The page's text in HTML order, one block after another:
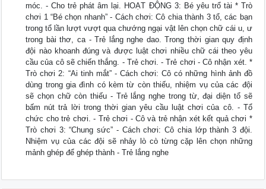
móc. - Cho trẻ phát âm lại. HOẠT ĐỘNG 3: Bé yêu trổ tài * Trò
chơi 1 “Bé chọn nhanh” - Cách chơi: Cô chia thành 3 tổ, các bạn
trong tổ lần lượt vượt qua chướng ngại vật lên chọn chữ cái u, ư
trong bài thơ, ca - Trẻ lắng nghe dao. Trong thời gian quy định
đội nào khoanh đúng và được luật chơi nhiều chữ cái theo yêu
cầu của cô sẽ chiến thắng. - Trẻ chơi. - Trẻ chơi - Cô nhận xét. *
Trò chơi 2: “Ai tinh mắt” - Cách chơi: Cô có những hình ảnh đồ
dùng trong gia đình có kèm từ còn thiếu, nhiệm vụ của các đội
sẽ chọn chữ còn thiếu - Trẻ lắng nghe trong từ, đại diện tổ sẽ
bấm nút trả lời trong thời gian yêu cầu luật chơi của cô. - Tổ
chức cho trẻ chơi. - Trẻ chơi - Cô và trẻ nhận xét kết quả chơi *
Trò chơi 3: “Chung sức” - Cách chơi: Cô chia lớp thành 3 đội.
Nhiệm vụ của các đội sẽ nhảy lò cò từng cặp lên chọn những
mảnh ghép để ghép thành - Trẻ lắng nghe